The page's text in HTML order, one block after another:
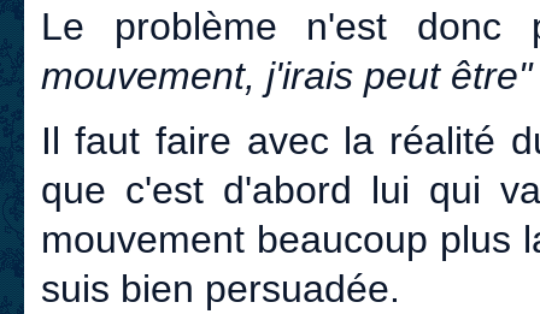
Le problème n'est
mouvement, j'irais peut être"
Il faut faire avec la réalité
que c'est d'abord lui qui
mouvement beaucoup plus
suis bien persuadée.